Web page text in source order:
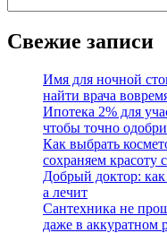
Свежие записи
Имя для ночной
найти врача
Ипотека 2% для
чтобы точно
Как выбрать
сохраняем красоту
Добрый доктор:
а лечит
Сантехника не
даже в аккуратном